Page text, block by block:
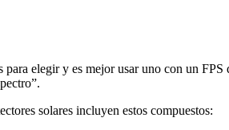
elegir y es mejor usar uno con un
solares incluyen estos compuestos: